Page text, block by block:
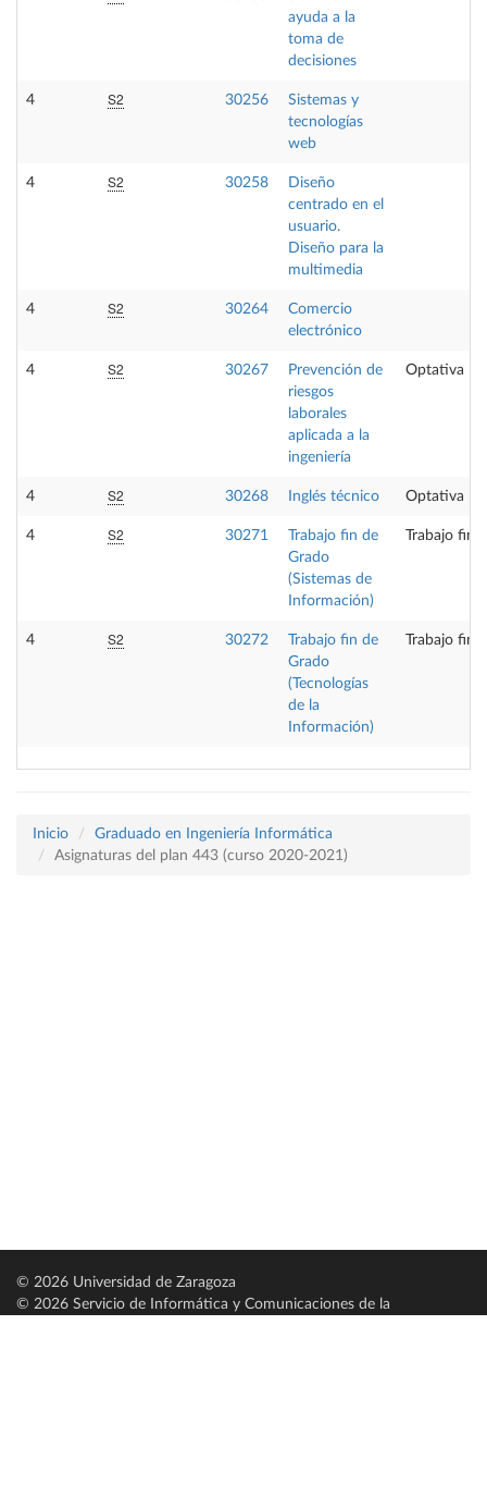
ayuda a la
toma de
decisiones
4 S2 30256
Sistemas y
tecnologías
web
4 S2 30258
Diseño
centrado en el
usuario.
Diseño para la
multimedia
4 S2 30264
Comercio
electrónico
4 S2 30267
Prevención de
riesgos
laborales
aplicada a la
ingeniería
Optativa
4 S2 30268 Inglés técnico Optativa
4 S2 30271
Trabajo fin de
Grado
(Sistemas de
Información)
Trabajo fin
4 S2 30272
Trabajo fin de
Grado
(Tecnologías
de la
Información)
Trabajo fin
Inicio
Graduado en Ingeniería Informática
Asignaturas del plan 443 (curso 2020-2021)
© 2026 Universidad de Zaragoza
© 2026 Servicio de Informática y Comunicaciones de la